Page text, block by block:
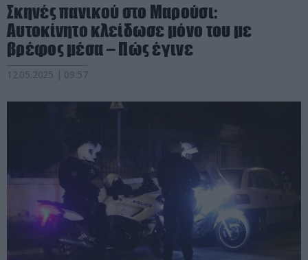
Σκηνές πανικού στο Μαρούσι:
Αυτοκίνητο κλείδωσε μόνο του με
βρέφος μέσα – Πώς έγινε
12.05.2025 | 09:57